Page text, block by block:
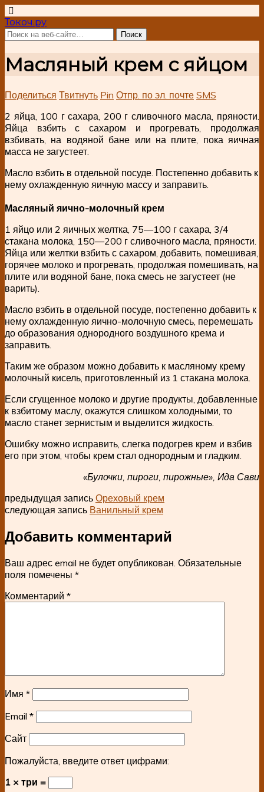
Токоч.ру
Масляный крем с яйцом
Поделиться Твитнуть Pin Отпр. по эл. почте SMS
2 яйца, 100 г сахара, 200 г сливочного масла, пряности.
Яйца взбить с сахаром и прогревать, продолжая
взбивать, на водяной бане или на плите, пока яичная
масса не загустеет.
Масло взбить в отдельной посуде. Постепенно добавить к
нему охлажденную яичную массу и заправить.
Масляный яично-молочный крем
1 яйцо или 2 яичных желтка, 75—100 г сахара, 3/4
стакана молока, 150—200 г сливочного масла, пряности.
Яйца или желтки взбить с сахаром, добавить, помешивая,
горячее молоко и прогревать, продолжая помешивать, на
плите или водяной бане, пока смесь не загустеет (не
варить).
Масло взбить в отдельной посуде, постепенно добавить к
нему охлажденную яично-молочную смесь, перемешать
до образования однородного воздушного крема и
заправить.
Таким же образом можно добавить к масляному крему
молочный кисель, приготовленный из 1 стакана молока.
Если сгущенное молоко и другие продукты, добавленные
к взбитому маслу, окажутся слишком холодными, то
масло станет зернистым и выделится жидкость.
Ошибку можно исправить, слегка подогрев крем и взбив
его при этом, чтобы крем стал однородным и гладким.
«Булочки, пироги, пирожные», Ида Сави
предыдущая запись Ореховый крем
следующая запись Ванильный крем
Добавить комментарий
Ваш адрес email не будет опубликован. Обязательные
поля помечены *
Комментарий *
Имя *
Email *
Сайт
Пожалуйста, введите ответ цифрами:
1 × три =